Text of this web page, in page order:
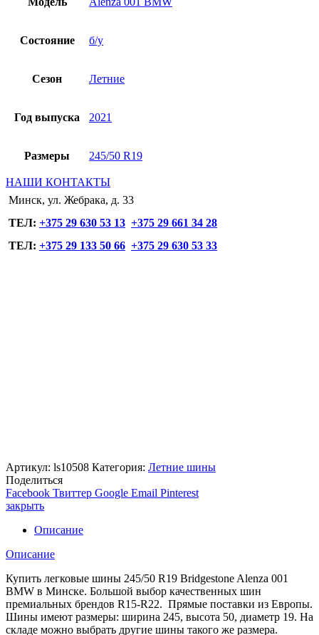
Состояние б/у
Сезон Летние
Год выпуска 2021
Размеры 245/50 R19
НАШИ КОНТАКТЫ
Минск, ул. Жебрака, д. 33
ТЕЛ: +375 29 630 53 13 +375 29 661 34 28
ТЕЛ: +375 29 133 50 66 +375 29 630 53 33
Артикул: ls10508 Категория: Летние шины
Поделиться
Facebook Твиттер Google Email Pinterest
закрыть
Описание
Описание
Купить легковые шины 245/50 R19 Bridgestone Alenza 001
BMW в Минске. Большой выбор качественных шин
премиальных брендов R15-R22. Прямые поставки из Европы.
Шины имеют размеры: ширина 245, высота 50, диаметр 19. На
складе можно выбрать другие шины такого же размера.